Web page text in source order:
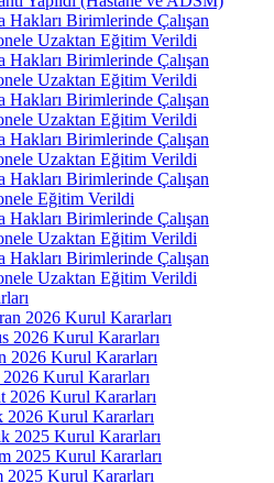
Hakları Birimlerinde Çalışan
Uzaktan Eğitim Verildi
Hakları Birimlerinde Çalışan
Uzaktan Eğitim Verildi
Hakları Birimlerinde Çalışan
Uzaktan Eğitim Verildi
Hakları Birimlerinde Çalışan
Uzaktan Eğitim Verildi
Hakları Birimlerinde Çalışan
Eğitim Verildi
Hakları Birimlerinde Çalışan
Uzaktan Eğitim Verildi
Hakları Birimlerinde Çalışan
Uzaktan Eğitim Verildi
2026 Kurul Kararları
2026 Kurul Kararları
2026 Kurul Kararları
Kurul Kararları
2026 Kurul Kararları
2026 Kurul Kararları
2025 Kurul Kararları
2025 Kurul Kararları
2025 Kurul Kararları